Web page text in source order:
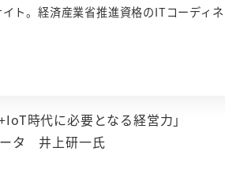
ト。経済産業省推進資格のITコーディ
時代に必要となる経営力」
タ 井上研一氏